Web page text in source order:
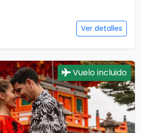
Ver detalles
Vuelo incluido